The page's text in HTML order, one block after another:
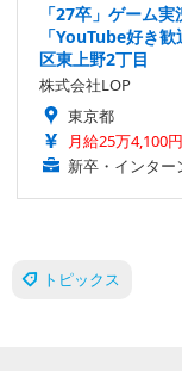
「27卒」ゲーム
「YouTube好き
区東上野2丁目
株式会社LOP
東京都
月給25万4,100
新卒・インター
トピックス